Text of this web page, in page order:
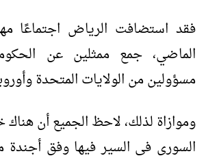
الماضي، جمع ممثلين عن
مسؤولين من الولايات المتحدة
وموازاة لذلك، لاحظ الجميع أن
السوري في السير فيها وفق أجندة